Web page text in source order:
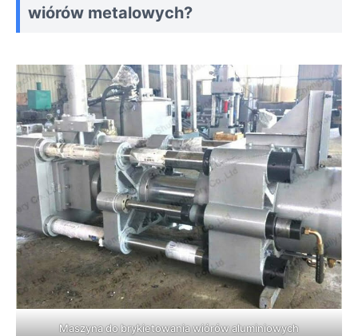
wiórów metalowych?
Maszyna do brykietowania wiórów aluminiowych